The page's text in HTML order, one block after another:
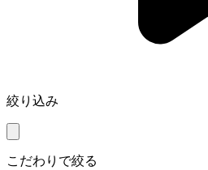
絞り込み
こだわりで絞る